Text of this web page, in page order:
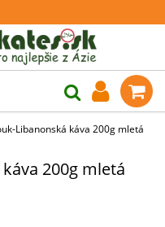
Libanonská káva 200g mletá
200g mletá